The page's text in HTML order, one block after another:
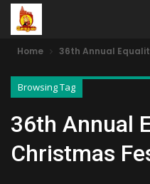
Home 36th Annual
Browsing Tag
36th Annual
Christmas